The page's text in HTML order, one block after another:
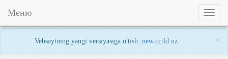
Vebsaytning yangi versiyasiga o'tish: new.cctld.uz ×
Toggle
Меню